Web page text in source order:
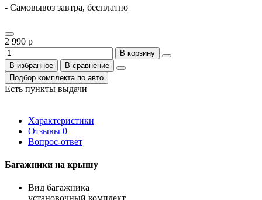
- Самовывоз завтра, бесплатно
2 990 р
В корзину
В избранное
В сравнение
Подбор комплекта по авто
Есть пункты выдачи
Характеристики
Отзывы 0
Вопрос-ответ
Багажники на крышу
Вид багажника